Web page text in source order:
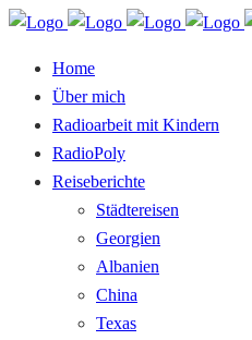
Home
Über mich
Radioarbeit mit Kindern
RadioPoly
Reiseberichte
Städtereisen
Georgien
Albanien
China
Texas